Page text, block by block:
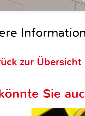
zur Übersicht
Sie